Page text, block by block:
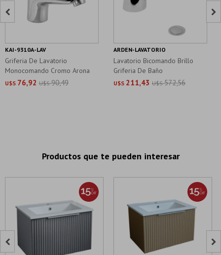
Griferia De Lavatorio
Monocomando Cromo Arona
Aqualia
U$S 76,92 U$S 90,49
KAI-9310A-LAV
Lavatorio Bicomando Brillo
Griferia De Baño
U$S 211,43 U$S 572,56
ARDEN-LAVATORIO
 
Productos que te pueden interesar
 